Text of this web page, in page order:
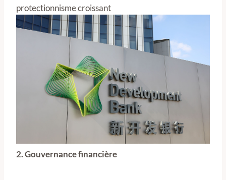
protectionnisme croissant
2. Gouvernance financière